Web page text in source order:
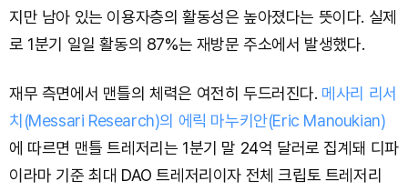
지만 남아 있는 이용자층의 활동성은 높아졌다는 뜻이다. 실제
로 1분기 일일 활동의 87%는 재방문 주소에서 발생했다.
재무 측면에서 맨틀의 체력은 여전히 두드러진다. 메사리 리서
치(Messari Research)의 에릭 마누키안(Eric Manoukian)
에 따르면 맨틀 트레저리는 1분기 말 24억 달러로 집계돼 디파
이라마 기준 최대 DAO 트레저리이자 전체 크립토 트레저리